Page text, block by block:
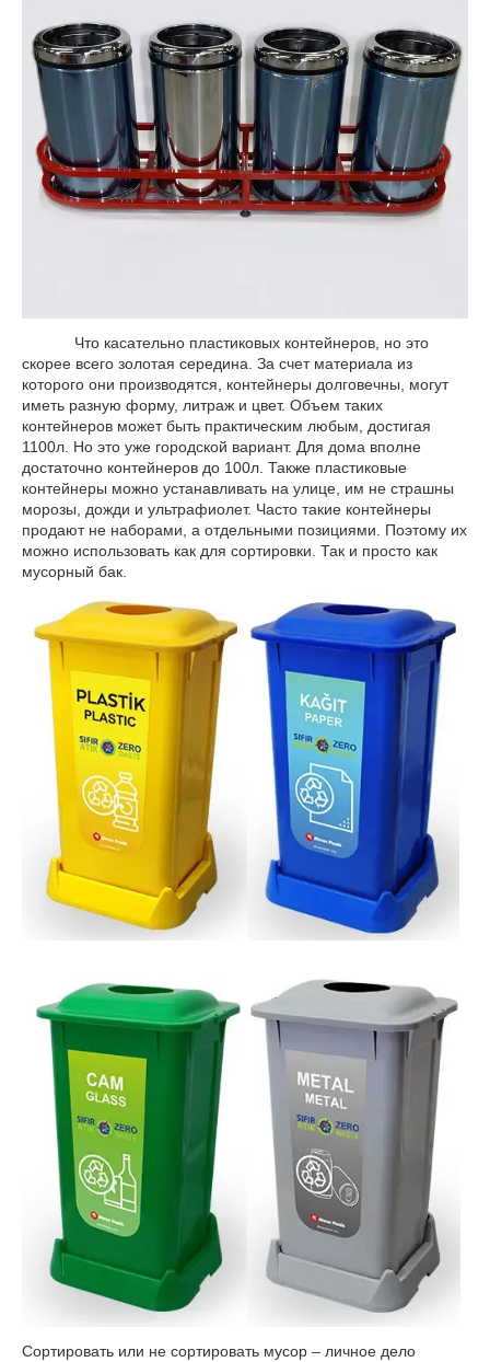
Что касательно пластиковых контейнеров, но это
скорее всего золотая середина. За счет материала из
которого они производятся, контейнеры долговечны, могут
иметь разную форму, литраж и цвет. Объем таких
контейнеров может быть практическим любым, достигая
1100л. Но это уже городской вариант. Для дома вполне
достаточно контейнеров до 100л. Также пластиковые
контейнеры можно устанавливать на улице, им не страшны
морозы, дожди и ультрафиолет. Часто такие контейнеры
продают не наборами, а отдельными позициями. Поэтому их
можно использовать как для сортировки. Так и просто как
мусорный бак.
Сортировать или не сортировать мусор – личное дело